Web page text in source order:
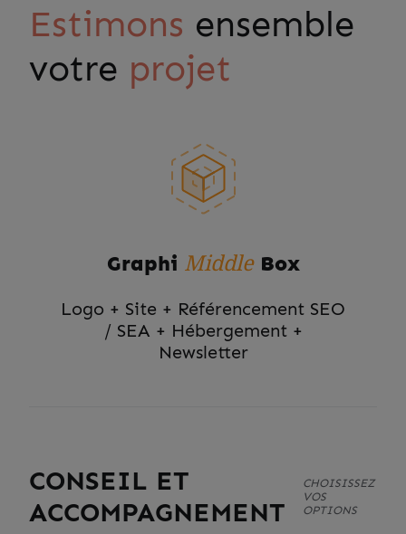
Estimons ensemble
votre projet
Graphi MiddleBox
Logo + Site + Référencement SEO
/ SEA + Hébergement +
Newsletter
CONSEIL ET
ACCOMPAGNEMENT
CHOISISSEZ
VOS
OPTIONS